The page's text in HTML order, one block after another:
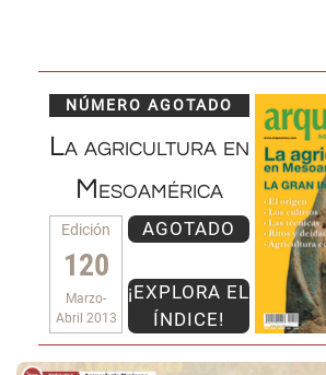
NÚMERO AGOTADO
La agricultura en
Mesoamérica
Edición
120
Marzo-
Abril 2013
AGOTADO
¡EXPLORA EL
ÍNDICE!